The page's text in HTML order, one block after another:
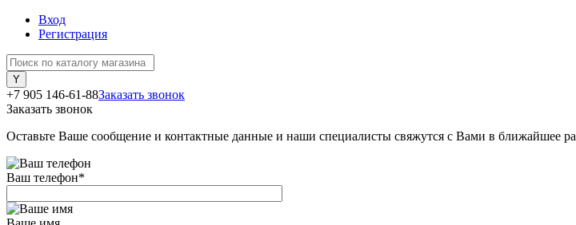
Вход
Регистрация
+7 905 146-61-88Заказать звонок
Заказать звонок
Оставьте Ваше сообщение и контактные данные и наши специалисты свяжутся с Вами в ближайшее
Ваш телефон*